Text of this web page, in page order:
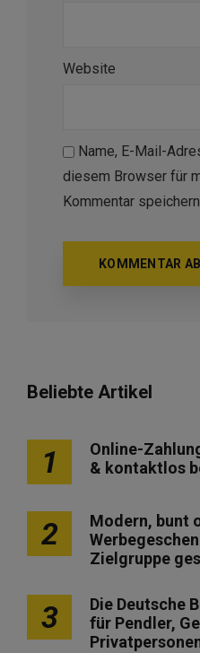
Website
Name, E-Mail-
diesem Browser für
Kommentar
Beliebte Artikel
1
Online-
& kontaktlos
2
Modern, bunt
Zielgruppe
3
Die Deutsche
für Pendler,